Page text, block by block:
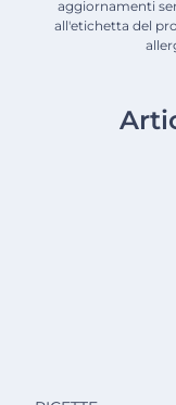
aggiornamenti
all'etichetta del